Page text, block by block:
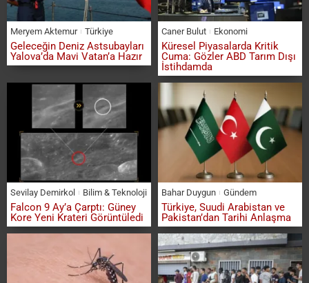
Meryem Aktemur Türkiye
Geleceğin Deniz Astsubayları
Yalova’da Mavi Vatan’a Hazır
Caner Bulut Ekonomi
Küresel Piyasalarda Kritik
Cuma: Gözler ABD Tarım Dışı
İstihdamda
Sevilay Demirkol Bilim & Teknoloji
Falcon 9 Ay’a Çarptı: Güney
Kore Yeni Krateri Görüntüledi
Bahar Duygun Gündem
Türkiye, Suudi Arabistan ve
Pakistan’dan Tarihi Anlaşma